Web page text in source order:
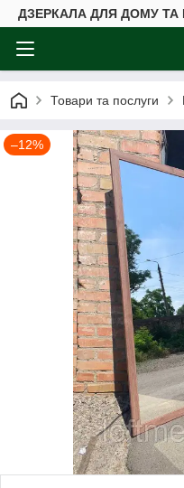
ДЗЕРКАЛА ДЛЯ ДОМУ ТА
Товари та послуги
–12%